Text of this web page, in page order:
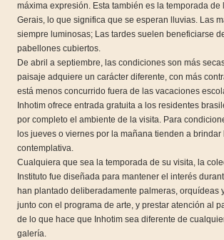
máxima expresión. Esta también es la temporada de
Gerais, lo que significa que se esperan lluvias. Las
siempre luminosas; Las tardes suelen beneficiarse
pabellones cubiertos.
De abril a septiembre, las condiciones son más
paisaje adquiere un carácter diferente, con más
está menos concurrido fuera de las vacaciones
Inhotim ofrece entrada gratuita a los residentes
por completo el ambiente de la visita. Para
los jueves o viernes por la mañana tienden a
contemplativa.
Cualquiera que sea la temporada de su visita, la
Instituto fue diseñada para mantener el interés
han plantado deliberadamente palmeras, orquídeas
junto con el programa de arte, y prestar atención al
de lo que hace que Inhotim sea diferente de
galería.